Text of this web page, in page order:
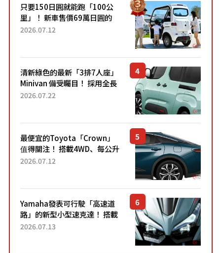
只要150日圓就能跑「100公
里」！ 新車售價69萬日圓的
「3人座」Trike大受歡迎！ 順
2026.07.12
清新綠色的最新「3排7人座」
Minivan 備受矚目！ 採用全長
4.7公尺剛剛好的車身尺寸與
2026.07.22
最便宜的Toyota「Crown」
值得關注！ 搭載4WD、每公升
22.4公里低油耗表現超亮眼！
2026.07.12
Yamaha發表可行駛「高速道
路」的新型小型速克達！ 搭載
能享受超強勁「渦輪感」的動
2026.07.13